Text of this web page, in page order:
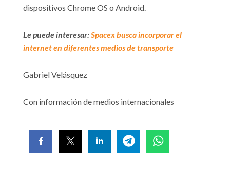
dispositivos Chrome OS o Android.
Le puede interesar:Spacex busca incorporar el
internet en diferentes medios de transporte
Gabriel Velásquez
Con información de medios internacionales